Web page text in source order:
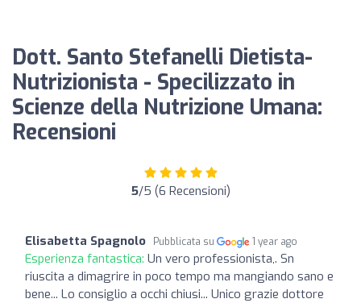
Dott. Santo Stefanelli Dietista-
Nutrizionista - Specilizzato in
Scienze della Nutrizione Umana:
Recensioni
5/5 (6 Recensioni)
Elisabetta Spagnolo Pubblicata su 1 year ago
Esperienza fantastica: Un vero professionista,. Sn
riuscita a dimagrire in poco tempo ma mangiando sano e
bene... Lo consiglio a occhi chiusi... Unico grazie dottore